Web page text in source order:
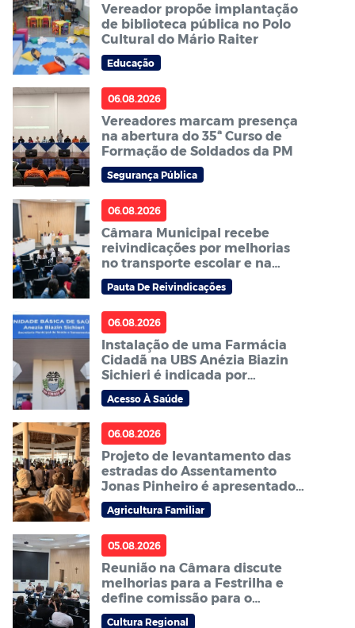
Vereador propõe implantação
de biblioteca pública no Polo
Cultural do Mário Raiter
Educação
06.08.2026
Vereadores marcam presença
na abertura do 35ª Curso de
Formação de Soldados da PM
Segurança Pública
06.08.2026
Câmara Municipal recebe
reivindicações por melhorias
no transporte escolar e na
carga horária dos ACS e ACE
Pauta De Reivindicações
06.08.2026
Instalação de uma Farmácia
Cidadã na UBS Anézia Biazin
Sichieri é indicada por
vereador
Acesso À Saúde
06.08.2026
Projeto de levantamento das
estradas do Assentamento
Jonas Pinheiro é apresentado à
comunidade em reunião
Agricultura Familiar
05.08.2026
Reunião na Câmara discute
melhorias para a Festrilha e
define comissão para o
próximo ano
Cultura Regional